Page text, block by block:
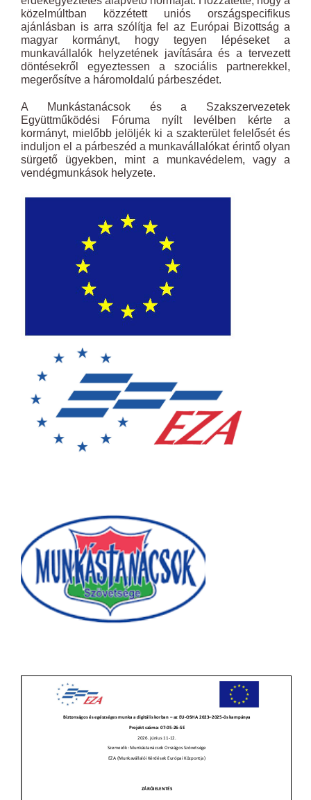
közelmúltban közzétett uniós országspecifikus
ajánlásban is arra szólítja fel az Európai Bizottság a
magyar kormányt, hogy tegyen lépéseket a
munkavállalók helyzetének javítására és a tervezett
döntésekről egyeztessen a szociális partnerekkel,
megerősítve a háromoldalú párbeszédet.
A Munkástanácsok és a Szakszervezetek
Együttműködési Fóruma nyílt levélben kérte a
kormányt, mielőbb jelöljék ki a szakterület felelősét és
induljon el a párbeszéd a munkavállalókat érintő olyan
sürgető ügyekben, mint a munkavédelem, vagy a
vendégmunkások helyzete.